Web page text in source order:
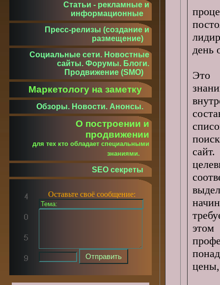
день
Это
Статьи - рекламные и
информационные
Пресс-релизы (создание и
размещение)
Социальные сети. Новостные
сайты. Форумы. Блоги.
Продвижение (SMO)
Маркетологу на заметку
Обзоры. Новости. Анонсы.
О построении и
продвижении
для тех кто обладает специальными
знаниями.
SEO секреты
Оставьте своё сообщение: